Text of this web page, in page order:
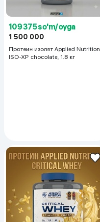
109 375 so'm/oyga
1 500 000
Протеин изолят Applied Nutrition
ISO-XP chocolate, 1.8 кг